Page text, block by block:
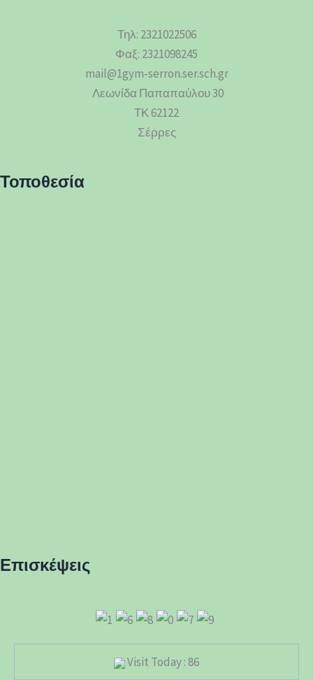
Τηλ: 2321022506
Φαξ: 2321098245
mail@1gym-serron.ser.sch.gr
Λεωνίδα Παπαπαύλου 30
ΤΚ 62122
Σέρρες
Τοποθεσία
Επισκέψεις
Visit Today : 86